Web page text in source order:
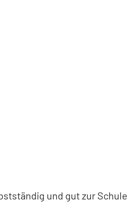
und gut zur